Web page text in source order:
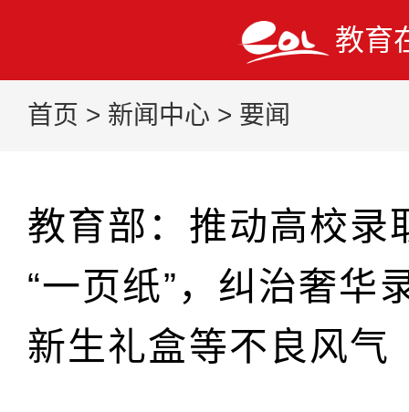
教育
首页 > 新闻中心 > 要闻
教育部：推动高校录
“一页纸”，纠治奢华
新生礼盒等不良风气